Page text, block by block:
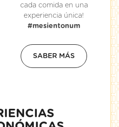
cada comida en una
experiencia única!
#mesientonum
SABER MÁS